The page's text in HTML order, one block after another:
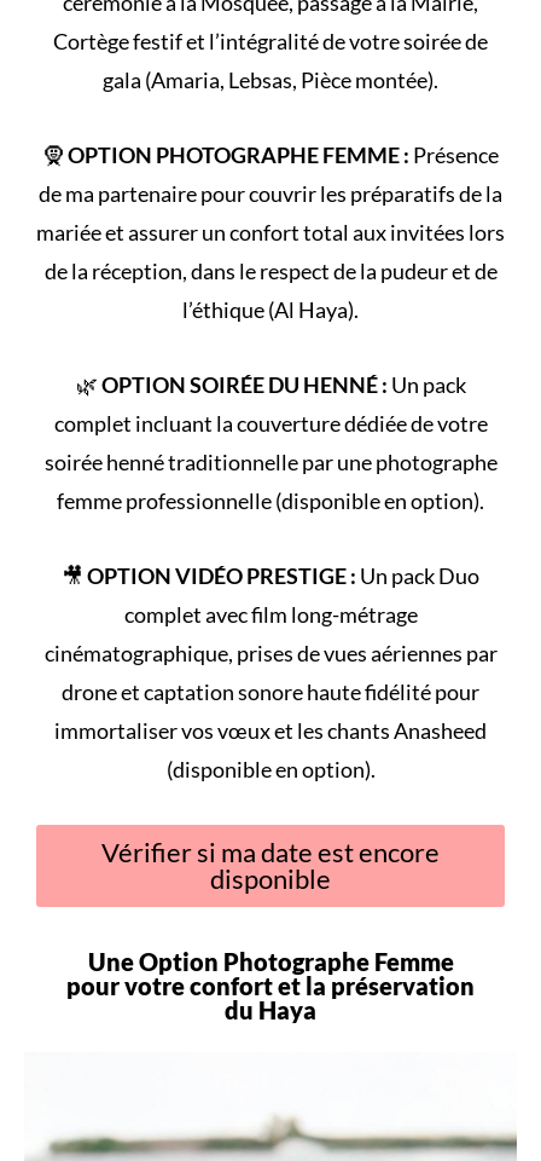
Cortègefestif et l’intégralité de votresoirée de
gala (Amaria, Lebsas, Pièce montée).
🧕OPTION PHOTOGRAPHE FEMME : Présence
de ma partenaire pour couvrir les préparatifs de la
mariée et assurer un confort total aux invitées lors
de la réception, dans le respect de la pudeur et de
l’éthique (Al Haya).
🌿OPTION SOIRÉE DU HENNÉ : Un pack
complet incluant la couverture dédiée de votre
soirée hennétraditionnelle par une photographe
femme professionnelle (disponible en option).
🎥 OPTION VIDÉO PRESTIGE : Un pack Duo
complet avec film long-métrage
cinématographique, prises de vues aériennes par
drone et captation sonore haute fidélité pour
immortaliser vos vœux et les chants Anasheed
(disponible en option).
Vérifier si ma date est encore
disponible
Une Option Photographe Femme
pour votreconfortet la préservation
du Haya